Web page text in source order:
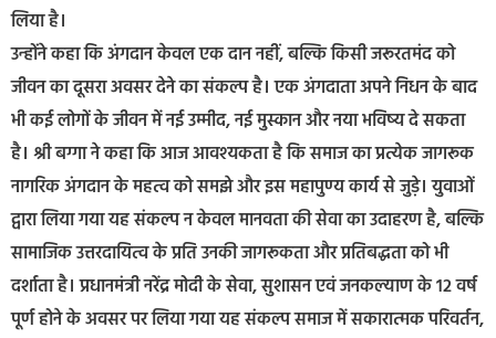
लिया है।
उन्होंने कहा कि अंगदान केवल एक दान नहीं, बल्कि किसी जरूरतमंद को
जीवन का दूसरा अवसर देने का संकल्प है। एक अंगदाता अपने निधन के बाद
भी कई लोगों के जीवन में नई उम्मीद, नई मुस्कान और नया भविष्य दे सकता
है। श्री बग्गा ने कहा कि आज आवश्यकता है कि समाज का प्रत्येक जागरूक
नागरिक अंगदान के महत्व को समझे और इस महापुण्य कार्य से जुड़े। युवाओं
द्वारा लिया गया यह संकल्प न केवल मानवता की सेवा का उदाहरण है, बल्कि
सामाजिक उत्तरदायित्व के प्रति उनकी जागरूकता और प्रतिबद्धता को भी
दर्शाता है। प्रधानमंत्री नरेंद्र मोदी के सेवा, सुशासन एवं जनकल्याण के 12 वर्ष
पूर्ण होने के अवसर पर लिया गया यह संकल्प समाज में सकारात्मक परिवर्तन,